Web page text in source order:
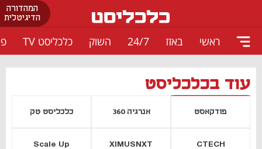
המהדורה
הדיגיטלית
ראשי באזז 24/7 השוק כלכליסט TV
עוד בכלכליסט
פודקאסט אנרגיה 360 כלכליסט טק
CTECH
XIMUSNXT
Scale Up